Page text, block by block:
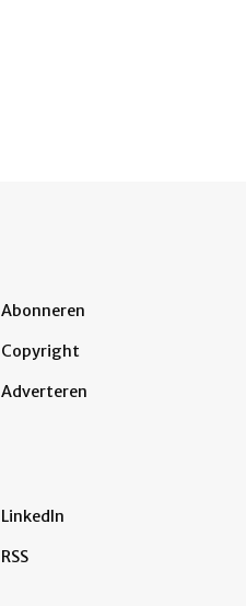
Abonneren
Copyright
Adverteren
LinkedIn
RSS